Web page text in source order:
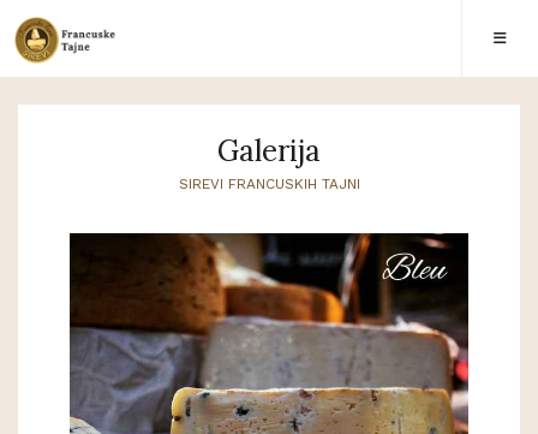
Galerija
SIREVI FRANCUSKIH TAJNI